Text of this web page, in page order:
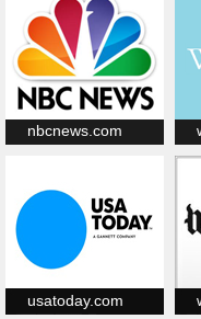
nbcnews.com
usatoday.com